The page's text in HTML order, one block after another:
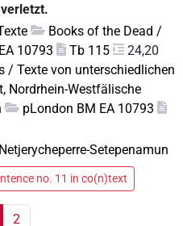
Books of the Dead /
10793 Tb 115
24,20
/ Texte von unterschiedlichen
Nordrhein-Westfälische
pLondon BM EA 10793
Setepenamun
no. 11 in co(n)text
2